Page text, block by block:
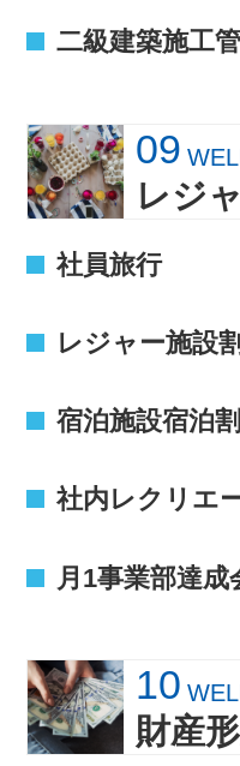
二級建築施工
09
レジ
社員旅行
レジャー施設割
宿泊施設宿泊割
社内レクリエ
月1事業部達成
10
財産